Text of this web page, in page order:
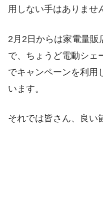
用しない手はありませ
2月2日からは家電量販
で、ちょうど電動シェ
でキャンペーンを利用
います。
それでは皆さん、良い